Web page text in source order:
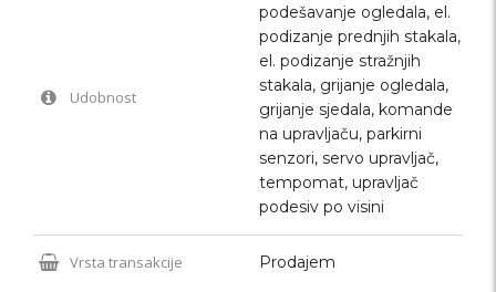
Udobnost
podešavanje ogledala, el.
podizanje prednjih stakala,
el. podizanje stražnjih
stakala, grijanje ogledala,
grijanje sjedala, komande
na upravljaču, parkirni
senzori, servo upravljač,
tempomat, upravljač
podesiv po visini
Vrsta transakcije Prodajem